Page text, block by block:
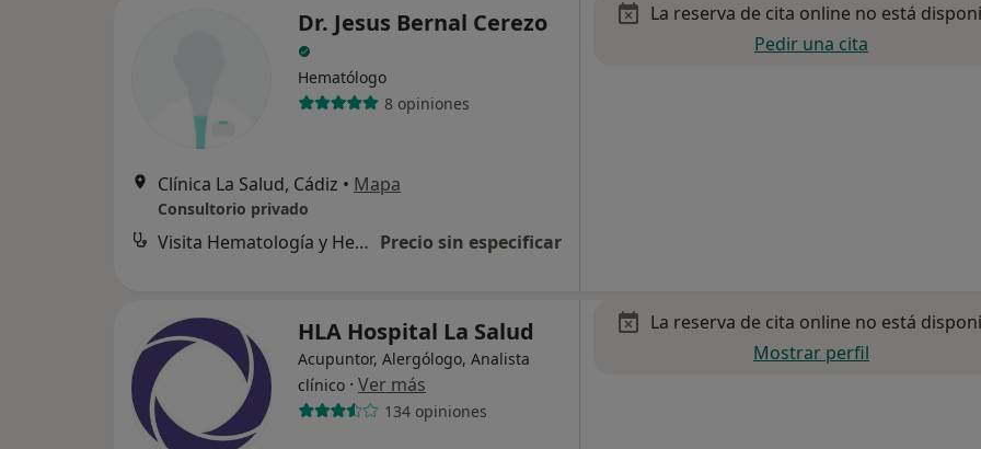
Dr. Jesus Bernal Cerezo
Hematólogo
8 opiniones
Clínica La Salud, Cádiz • Mapa
Consultorio privado
Visita Hematología y Hemoterapia Precio sin especificar
La reserva de cita online no está
Pedir una cita
HLA Hospital La Salud
Acupuntor, Alergólogo, Analista
clínico · Ver más
134 opiniones
La reserva de cita online no está
Mostrar perfil